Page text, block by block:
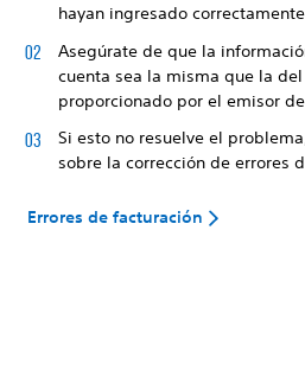
hayan ingresado
Asegúrate de que la
cuenta sea la misma que la
proporcionado por el emisor
Si esto no resuelve el
sobre la corrección de errores
Errores de facturación